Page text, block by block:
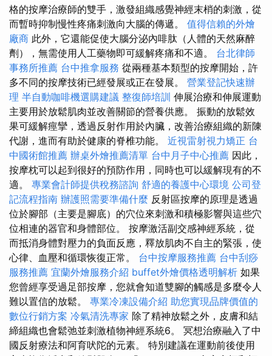
格的按摩治療師的雙手，激發組織感覺神經末梢的刺激，從
而暫時抑制慢性疼痛刺激向大腦的傳遞。 值得信賴的外燴
廠商 此外，它還能促使大腦分泌內啡肽（人體的天然麻醉
劑），無需使用人工藥物即可緩解疼痛和不適。 台北律師
事務所推薦 台中推拿服務 從兩種基本類型的按摩開始，許
多不同的按摩技術已經發展或正在發展。 營業登記快速辦
理 半自動咖啡機選購建議 整復師培訓 伸展治療和伸展運動
主要用於放鬆肌肉並改善關節的營養供應。 振動的放鬆效
果可緩解痙攣，透過反射作用於內臟，改善治療組織的新陳
代謝，進而有助於健康的脊椎功能。 近視雷射視力矯正 台
中國術館推薦 辦桌外燴推薦清單 台中月子中心推薦 因此，
按摩枕可以起到很好的預防作用，同時也可以緩解現有的不
適。 專業會計師提供稅務諮詢 舒適的養護中心環境 公司登
記流程指南 辦護照需要準備什麼 反射區按摩的原理是透過
位於腳部（主要是腳底）的穴位來刺激和積極影響與這些穴
位相連的器官和身體部位。 按摩激活副交感神經系統，從
而抵消身體對壓力的負面反應，釋放肌肉不自主的緊張，使
心律、血壓和循環恢復正常。 台中按摩服務推薦 台中刮痧
服務推薦 宜蘭外燴服務介紹 buffet外燴價格透明解析 如果
您曾經享受過足部按摩，您就會知道雙腳的觸感是多麼令人
難以置信的放鬆。 專業冷凍設備介紹 助您實現品牌價值的
數位行銷方案 冷氣清洗專家 除了精神放鬆之外，皮膚和結
締組織也會鬆弛並刺激植物神經系統6。 冥想治療融入了中
國反射療法和阿育吠陀的元素。 特別建議在運動前後使用